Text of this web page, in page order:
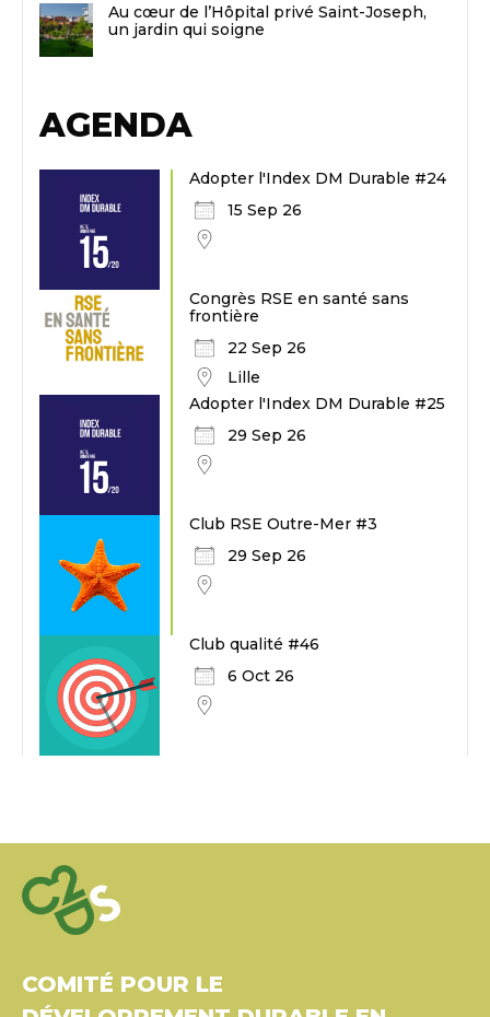
Au cœur de l’Hôpital privé Saint-Joseph,
un jardin qui soigne
AGENDA
Adopter l'Index DM Durable #24
15 Sep 26
Congrès RSE en santé sans
frontière
22 Sep 26
Lille
Adopter l'Index DM Durable #25
29 Sep 26
Club RSE Outre-Mer #3
29 Sep 26
Club qualité #46
6 Oct 26
COMITÉ POUR LE